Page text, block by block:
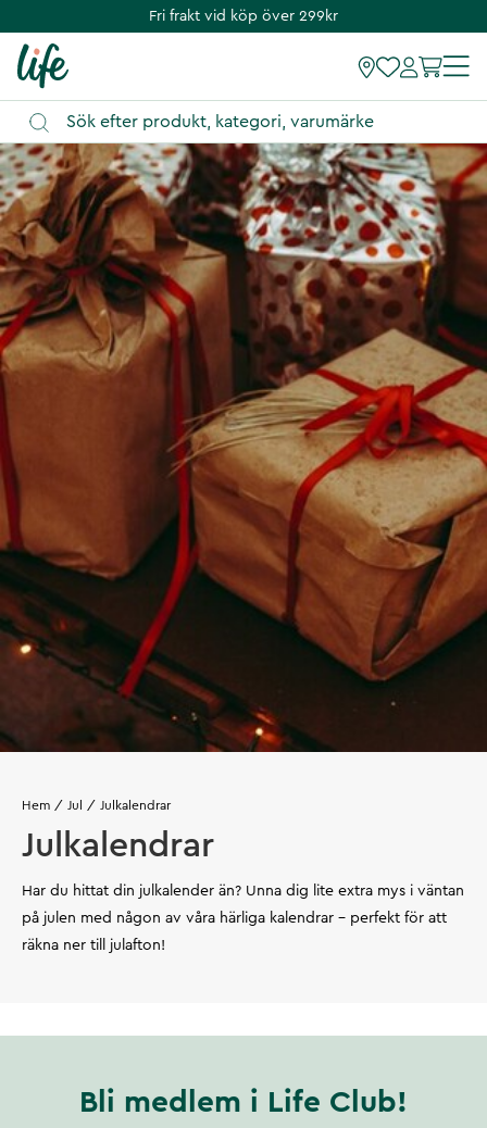
Fri frakt vid köp över 299kr
Hem Jul Julkalendrar
Julkalendrar
Har du hittat din julkalender än? Unna dig lite extra mys i väntan
på julen med någon av våra härliga kalendrar – perfekt för att
räkna ner till julafton!
Bli medlem i Life Club!